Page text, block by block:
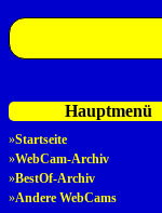
Hauptmenü
»Startseite
»WebCam-Archiv
»BestOf-Archiv
»Andere WebCams